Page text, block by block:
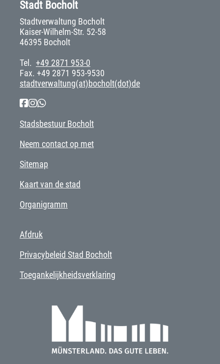
Stadt Bocholt
Stadtverwaltung Bocholt
Kaiser-Wilhelm-Str. 52-58
46395 Bocholt
Tel. +49 2871 953-0
Fax. +49 2871 953-9530
stadtverwaltung(at)bocholt(dot)de
Stadsbestuur Bocholt
Neem contact op met
Sitemap
Kaart van de stad
Organigramm
Afdruk
Privacybeleid Stad Bocholt
Toegankelijkheidsverklaring